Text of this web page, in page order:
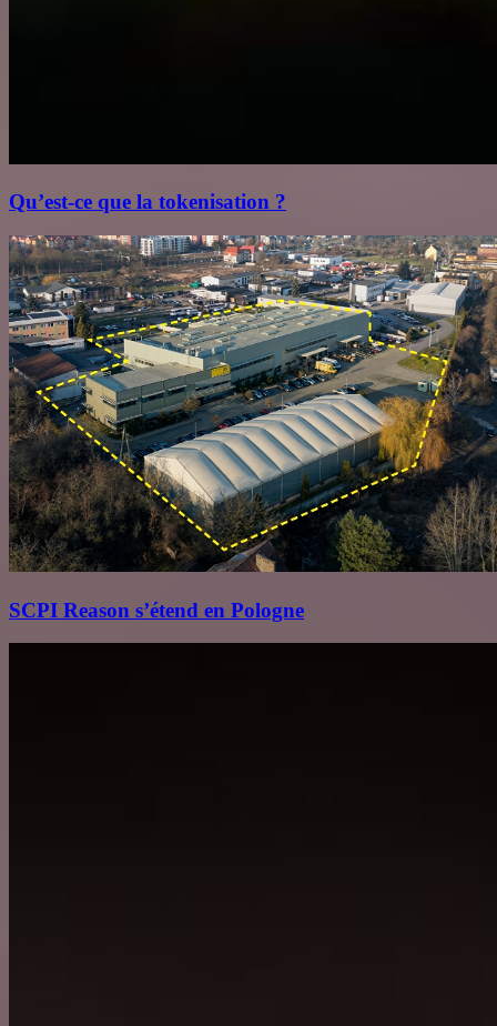
Qu’est‑ce que la tokenisation ?
SCPI Reason s’étend en Pologne